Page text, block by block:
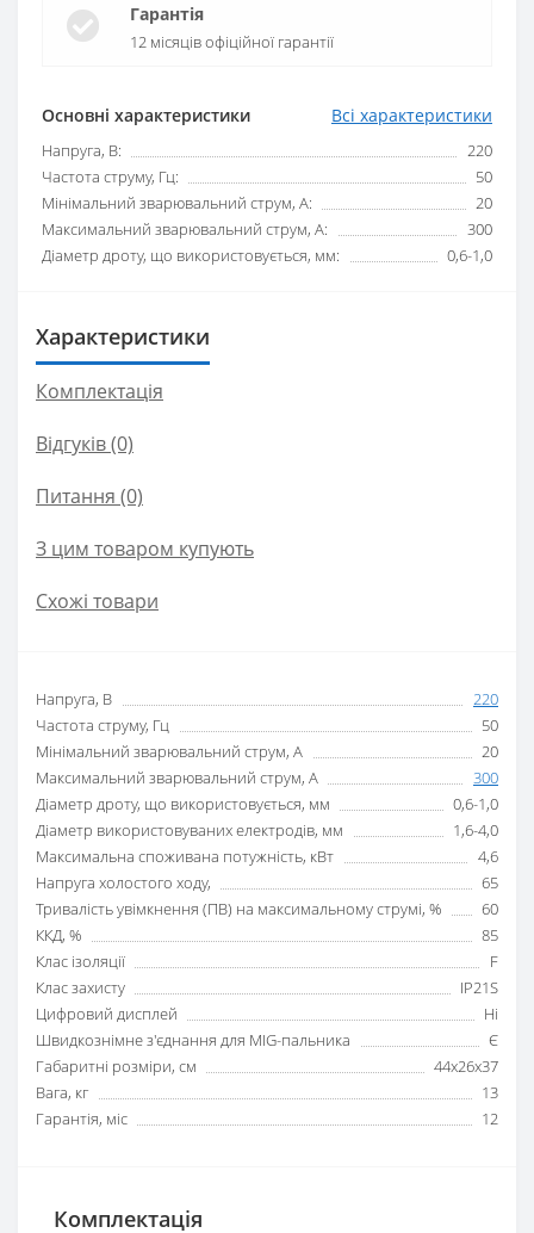
Основні характеристики Всі характеристики
Напруга, В:
220
Частота струму, Гц:
50
Мінімальний зварювальний струм, А:
20
Максимальний зварювальний струм, А:
300
Діаметр дроту, що використовується, мм:
0,6-1,0
Гарантія
12 місяців офіційної гарантії
Характеристики
Комплектація
Відгуків (0)
Питання (0)
З цим товаром купують
Схожі товари
Напруга, В
220
Частота струму, Гц
50
Мінімальний зварювальний струм, А
20
Максимальний зварювальний струм, А
300
Діаметр дроту, що використовується, мм
0,6-1,0
Діаметр використовуваних електродів, мм
1,6-4,0
Максимальна споживана потужність, кВт
4,6
Напруга холостого ходу,
65
Тривалість увімкнення (ПВ) на максимальному струмі, %
60
ККД, %
85
Клас ізоляції
F
Клас захисту
IP21S
Цифровий дисплей
Ні
Швидкознімне з'єднання для MIG-пальника
Є
Габаритні розміри, см
44х26х37
Вага, кг
13
Гарантія, міс
12
Комплектація